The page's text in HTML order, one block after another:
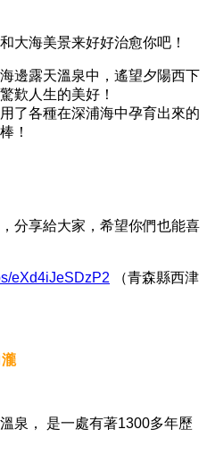
大海美景来好好治愈你吧！
邊露天溫泉中，遙望夕陽西下
歎人生的美好！
了各種在深浦海中孕育出來的
！
分享給大家，希望你們也能喜
eXd4iJeSDzP2 （青森縣西津
泉， 是一處有著1300多年歷